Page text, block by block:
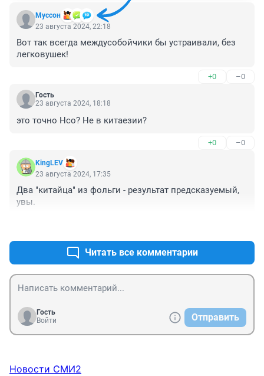
Муссон
23 августа 2024, 22:18
Вот так всегда междусобойчики бы устраивали, без
легковушек!
+0 –0
Гость
23 августа 2024, 18:18
это точно Нсо? Не в китаезии?
+0 –0
KingLEV
23 августа 2024, 17:35
Два "китайца" из фольги - результат предсказуемый,
увы.
Читать все комментарии
Гость
Войти
Отправить
Новости СМИ2